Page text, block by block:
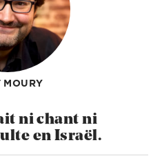
MOURY
ni chant ni
en Israël.